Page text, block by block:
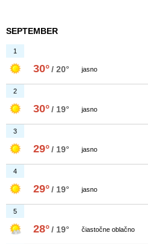
SEPTEMBER
1
30°/ 20° jasno
2
30°/ 19° jasno
3
29°/ 19° jasno
4
29°/ 19° jasno
5
28°/ 19° čiastočne oblačno